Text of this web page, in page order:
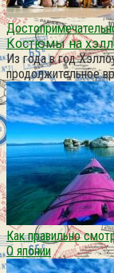
Костюмы на
Из года в год
продолжительное
Как правильно
О японии